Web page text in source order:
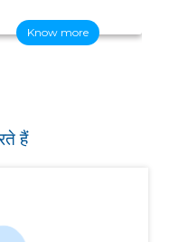
Know more
हैं